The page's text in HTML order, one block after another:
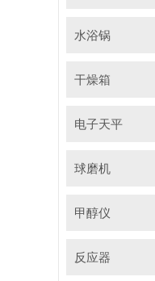
水浴锅
干燥箱
电子天平
球磨机
甲醇仪
反应器